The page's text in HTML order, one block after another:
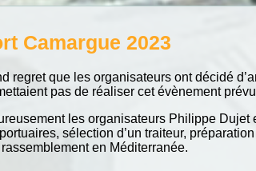
Camargue 2023
regret que les organisateurs ont décidé
pas de réaliser cet évènement
les organisateurs Philippe
sélection d’un traiteur,
en Méditerranée.